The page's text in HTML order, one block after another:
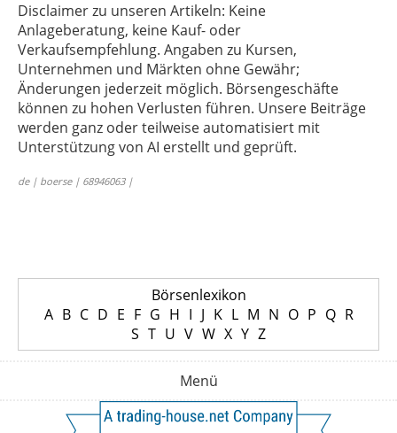
Disclaimer zu unseren Artikeln: Keine
Anlageberatung, keine Kauf- oder
Verkaufsempfehlung. Angaben zu Kursen,
Unternehmen und Märkten ohne Gewähr;
Änderungen jederzeit möglich. Börsengeschäfte
können zu hohen Verlusten führen. Unsere Beiträge
werden ganz oder teilweise automatisiert mit
Unterstützung von AI erstellt und geprüft.
de | boerse | 68946063 |
Börsenlexikon
A B C D E F G H I J K L M N O P Q R
S T U V W X Y Z
Menü